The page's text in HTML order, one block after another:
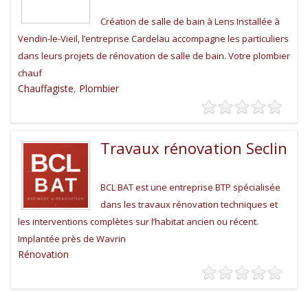
Création de salle de bain à Lens Installée à
Vendin-le-Vieil, l’entreprise Cardelau accompagne les particuliers
dans leurs projets de rénovation de salle de bain. Votre plombier
chauf
Chauffagiste, Plombier
Travaux rénovation Seclin
BCL BAT est une entreprise BTP spécialisée
dans les travaux rénovation techniques et
les interventions complètes sur l’habitat ancien ou récent.
Implantée près de Wavrin
Rénovation